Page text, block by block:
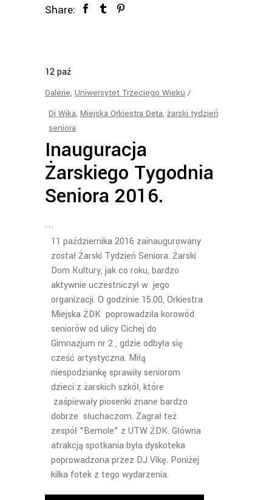
Share:
12paź
Galerie, Uniwersytet Trzeciego Wieku
Dj Wika, Miejska Orkiestra Dęta, żarski tydzień
seniora
Inauguracja
Żarskiego Tygodnia
Seniora 2016.
11 października 2016 zainaugurowany
został Żarski Tydzień Seniora. Żarski
Dom Kultury, jak co roku, bardzo
aktywnie uczestniczył w jego
organizacji. O godzinie 15.00, Orkiestra
Miejska ŻDK poprowadziła korowód
seniorów od ulicy Cichej do
Gimnazjum nr 2 , gdzie odbyła się
cześć artystyczna. Miłą
niespodziankę sprawiły seniorom
dzieci z żarskich szkół, które
zaśpiewały piosenki znane bardzo
dobrze słuchaczom. Zagrał też
zespół "Bemole" z UTW ŻDK. Główna
atrakcją spotkania była dyskoteka
poprowadzona przez DJ Vikę. Poniżej
kilka fotek z tego wydarzenia.